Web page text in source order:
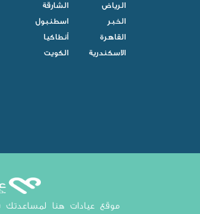
الرياض
الشارقة
الخبر
اسطنبول
القاهرة
أنطاكيا
الاسكندرية
الكويت
موقع عيادات هنا لمساعدتك